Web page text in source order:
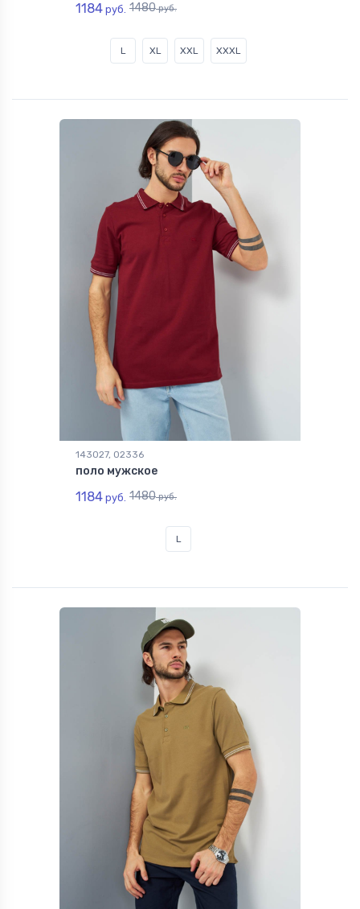
1184 руб. 1480руб.
L XL XXL XXXL
143027, 02336
поло мужское
1184 руб. 1480руб.
L